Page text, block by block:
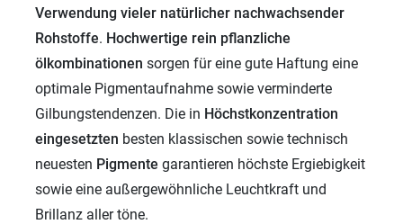
Verwendung vieler natürlicher nachwachsender
Rohstoffe. Hochwertige rein pflanzliche
ölkombinationen sorgen für eine gute Haftung eine
optimale Pigmentaufnahme sowie verminderte
Gilbungstendenzen. Die in Höchstkonzentration
eingesetzten besten klassischen sowie technisch
neuesten Pigmente garantieren höchste Ergiebigkeit
sowie eine außergewöhnliche Leuchtkraft und
Brillanz aller töne.